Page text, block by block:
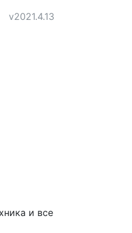
v2021.4.13
и все